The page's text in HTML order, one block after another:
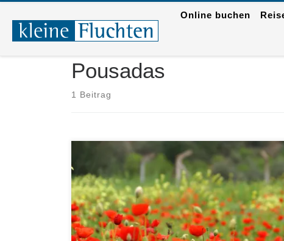
Online buchen
Pousadas
1 Beitrag
Portugal ist so viel mehr als "nur" die Algarve. Begleiten